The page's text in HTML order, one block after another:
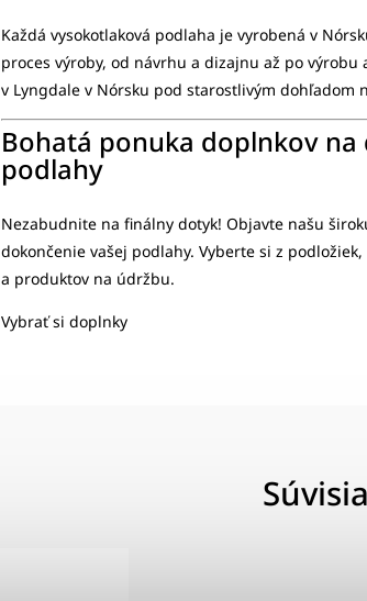
Každá vysokotlaková podlaha je vyrobená v
proces výroby, od návrhu a dizajnu až po
v Lyngdale v Nórsku pod starostlivým dohľadom
Bohatá ponuka doplnkov na
podlahy
Nezabudnite na finálny dotyk! Objavte našu
dokončenie vašej podlahy. Vyberte si z
a produktov na údržbu.
Vybrať si doplnky